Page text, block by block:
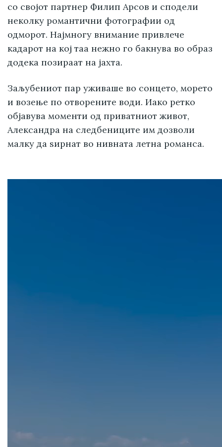
со својот партнер Филип Арсов и сподели
неколку романтични фотографии од
одморот. Најмногу внимание привлече
кадарот на кој таа нежно го бакнува во образ
додека позираат на јахта.
Заљубениот пар уживаше во сонцето, морето
и возење по отворените води. Иако ретко
објавува моменти од приватниот живот,
Александра на следбениците им дозволи
малку да ѕирнат во нивната летна романса.